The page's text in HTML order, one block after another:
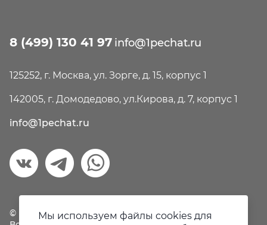
8 (499) 130 41 97 info@1pechat.ru
125252, г. Москва, ул. Зорге, д. 15, корпус 1
142005, г. Домодедово, ул.Кирова, д. 7, корпус 1
info@1pechat.ru
© Первая печать, 2018-2026
Мы используем файлы cookies для